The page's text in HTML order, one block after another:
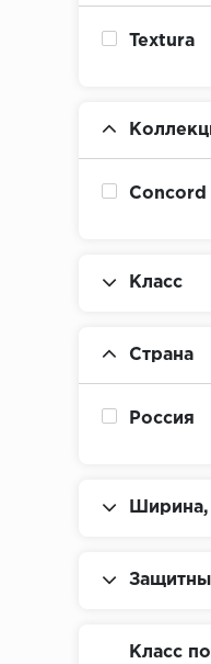
Textura
Concord
Класс
Страна
Россия
Класс